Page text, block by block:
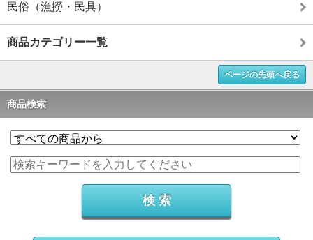
民俗（漁撈・民具）
商品カテゴリー一覧
ページの先頭へ戻る
商品検索